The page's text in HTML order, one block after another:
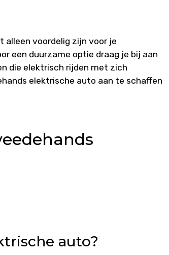
alleen voordelig zijn voor je
een duurzame optie draag je bij aan
die elektrisch rijden met zich
elektrische auto aan te schaffen
auto?